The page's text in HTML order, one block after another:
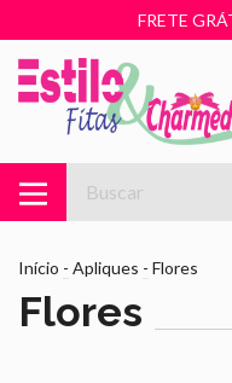
FRETE
Início - Apliques - Flores
Flores